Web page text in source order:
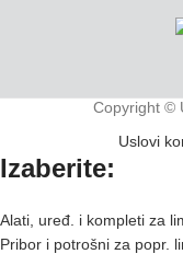
Copyright ©
Uslovi
Izaberite:
Alati, uređ. i kompleti za
Pribor i potrošni za popr.